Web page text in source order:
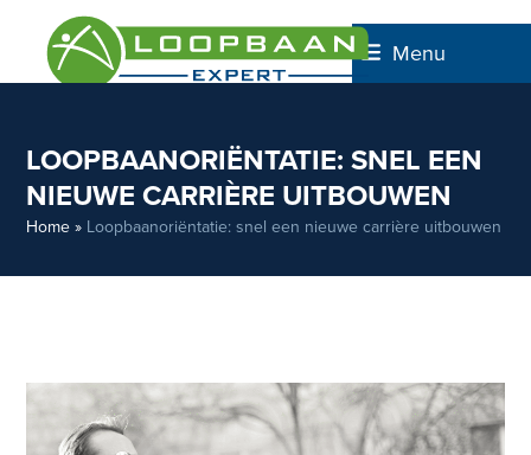
content
Menu
LOOPBAANORIËNTATIE: SNEL EEN
NIEUWE CARRIÈRE UITBOUWEN
Home » Loopbaanoriëntatie: snel een nieuwe carrière uitbouwen